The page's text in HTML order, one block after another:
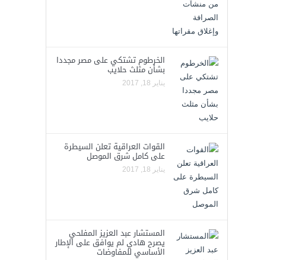
الخرطوم تشتكي على مصر مجددا
بشأن مثلث حلايب
يناير 18, 2017
القوات العراقية تعلن السيطرة
على كامل شرق الموصل
يناير 18, 2017
المستشار عبد العزيز المفلحي
يصرح هادي لم يوافق على الإطار
الأساسي للمفاوضات